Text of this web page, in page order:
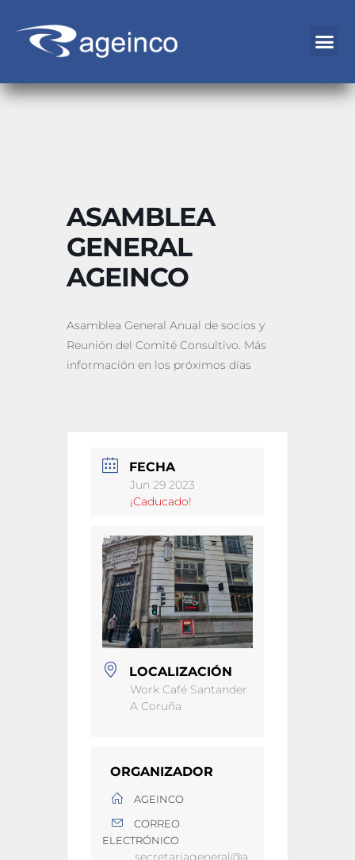
ASAMBLEA
GENERAL
AGEINCO
Asamblea General Anual de socios y
Reunión del Comité Consultivo. Más
información en los próximos días
FECHA
Jun 29 2023
¡Caducado!
LOCALIZACIÓN
Work Café Santander
A Coruña
ORGANIZADOR
AGEINCO
CORREO
ELECTRÓNICO
secretariageneral@a